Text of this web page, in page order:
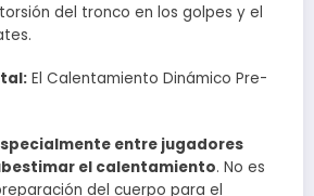
del tronco en los golpes y el
El Calentamiento Dinámico Pre-
entre jugadores
el calentamiento. No es
del cuerpo para el